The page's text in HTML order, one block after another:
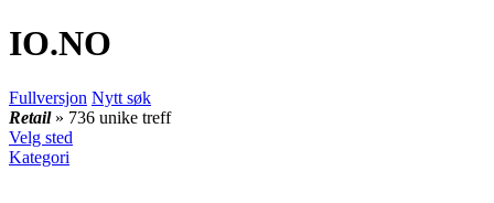
IO.NO
Fullversjon Nytt søk
Retail » 736 unike treff
Velg sted
Kategori